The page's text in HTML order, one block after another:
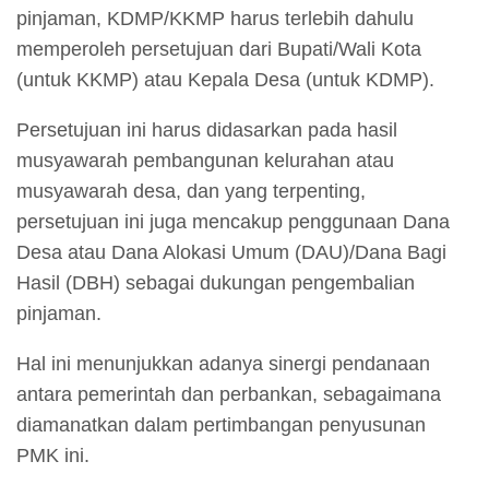
pinjaman, KDMP/KKMP harus terlebih dahulu
memperoleh persetujuan dari Bupati/Wali Kota
(untuk KKMP) atau Kepala Desa (untuk KDMP).
Persetujuan ini harus didasarkan pada hasil
musyawarah pembangunan kelurahan atau
musyawarah desa, dan yang terpenting,
persetujuan ini juga mencakup penggunaan Dana
Desa atau Dana Alokasi Umum (DAU)/Dana Bagi
Hasil (DBH) sebagai dukungan pengembalian
pinjaman.
Hal ini menunjukkan adanya sinergi pendanaan
antara pemerintah dan perbankan, sebagaimana
diamanatkan dalam pertimbangan penyusunan
PMK ini.